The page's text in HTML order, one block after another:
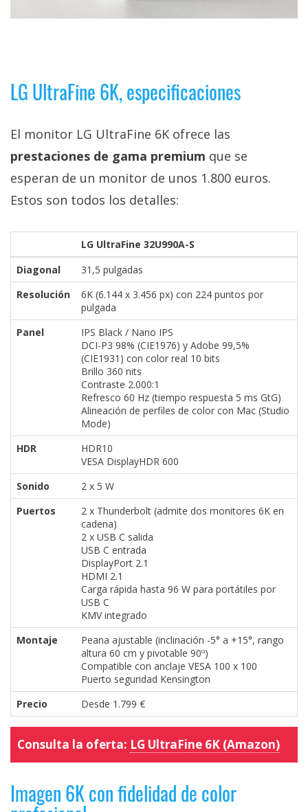
LG UltraFine 6K, especificaciones
El monitor LG UltraFine 6K ofrece las
prestaciones de gama premium que se
esperan de un monitor de unos 1.800 euros.
Estos son todos los detalles:
LG UltraFine 32U990A-S
Diagonal
31,5 pulgadas
Resolución
6K (6.144 x 3.456 px) con 224 puntos por
pulgada
Panel
IPS Black / Nano IPS
DCI-P3 98% (CIE1976) y Adobe 99,5%
(CIE1931) con color real 10 bits
Brillo 360 nits
Contraste 2.000:1
Refresco 60 Hz (tiempo respuesta 5 ms GtG)
Alineación de perfiles de color con Mac (Studio
Mode)
HDR
HDR10
VESA DisplayHDR 600
Sonido
2 x 5 W
Puertos
2 x Thunderbolt (admite dos monitores 6K en
cadena)
2 x USB C salida
USB C entrada
DisplayPort 2.1
HDMI 2.1
Carga rápida hasta 96 W para portátiles por
USB C
KMV integrado
Montaje
Peana ajustable (inclinación -5° a +15°, rango
altura 60 cm y pivotable 90º)
Compatible con anclaje VESA 100 x 100
Puerto seguridad Kensington
Precio
Desde 1.799 €
Consulta la oferta: LG UltraFine 6K (Amazon)
Imagen 6K con fidelidad de color